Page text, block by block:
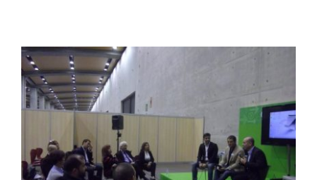
Emprendimiento local
innovador y de base
tecnológica